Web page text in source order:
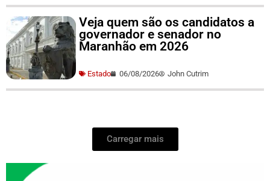
Veja quem são os candidatos a
governador e senador no
Maranhão em 2026
Estado 06/08/2026 John Cutrim
Carregar mais